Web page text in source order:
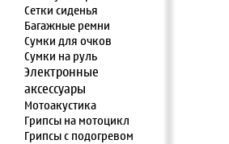
Сетки сиденья
Багажные ремни
Сумки для очков
Сумки на руль
Электронные
аксессуары
Мотоакустика
Грипсы на мотоцикл
Грипсы с подогревом